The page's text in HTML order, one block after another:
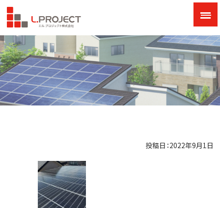
投稿日：2022年9月1日